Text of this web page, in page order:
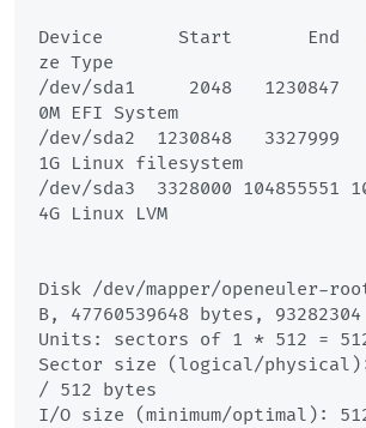
Device       Start       End
ze Type
/dev/sda1     2048   1230847
0M EFI System
/dev/sda2  1230848   3327999
1G Linux filesystem
/dev/sda3  3328000 104855551
4G Linux LVM
Disk /dev/mapper/openeuler-
B, 47760539648 bytes,
Units: sectors of 1 * 512 =
Sector size (logical/
/ 512 bytes
I/O size (minimum/optimal):